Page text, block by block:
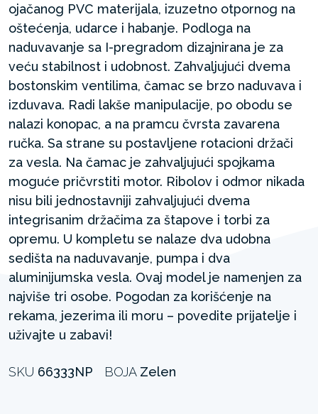
ojačanog PVC materijala, izuzetno otpornog na
oštećenja, udarce i habanje. Podloga na
naduvavanje sa I-pregradom dizajnirana je za
veću stabilnost i udobnost. Zahvaljujući dvema
bostonskim ventilima, čamac se brzo naduvava i
izduvava. Radi lakše manipulacije, po obodu se
nalazi konopac, a na pramcu čvrsta zavarena
ručka. Sa strane su postavljene rotacioni držači
za vesla. Na čamac je zahvaljujući spojkama
moguće pričvrstiti motor. Ribolov i odmor nikada
nisu bili jednostavniji zahvaljujući dvema
integrisanim držačima za štapove i torbi za
opremu. U kompletu se nalaze dva udobna
sedišta na naduvavanje, pumpa i dva
aluminijumska vesla. Ovaj model je namenjen za
najviše tri osobe. Pogodan za korišćenje na
rekama, jezerima ili moru – povedite prijatelje i
uživajte u zabavi!
SKU 66333NP BOJA Zelen